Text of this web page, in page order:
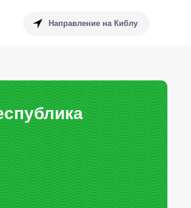
Направление на Киблу